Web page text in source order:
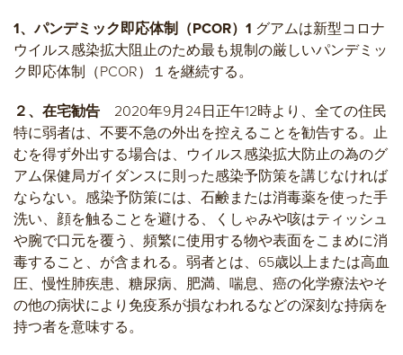
1、パンデミック即応体制（PCOR） 1 グアムは新型コロナ
ウイルス感染拡大阻止のため最も規制の厳しいパンデミッ
ク即応体制（PCOR）１を継続する。
２、在宅勧告 2020年9月24日正午12時より、全ての住民
特に弱者は、不要不急の外出を控えることを勧告する。止
むを得ず外出する場合は、ウイルス感染拡大防止の為のグ
アム保健局ガイダンスに則った感染予防策を講じなければ
ならない。感染予防策には、石鹸または消毒薬を使った手
洗い、顔を触ることを避ける、くしゃみや咳はティッシュ
や腕で口元を覆う、頻繁に使用する物や表面をこまめに消
毒すること、が含まれる。弱者とは、65歳以上または高血
圧、慢性肺疾患、糖尿病、肥満、喘息、癌の化学療法やそ
の他の病状により免疫系が損なわれるなどの深刻な持病を
持つ者を意味する。